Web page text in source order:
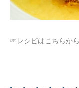
☞レシピはこちらから